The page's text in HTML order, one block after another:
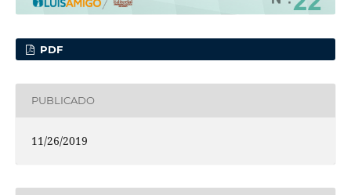
PDF
PUBLICADO
11/26/2019